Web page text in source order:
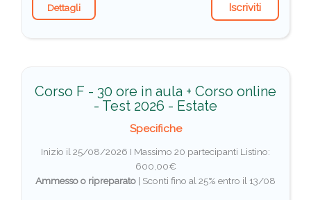
Dettagli Iscriviti
Corso F - 30 ore in aula + Corso online
- Test 2026 - Estate
Specifiche
Inizio il 25/08/2026 I Massimo 20 partecipanti Listino:
600,00€
Ammesso o ripreparato | Sconti fino al 25% entro il 13/08